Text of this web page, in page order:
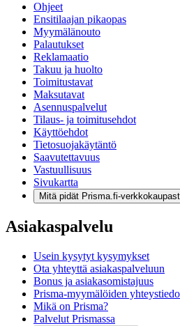
Ohjeet
Ensitilaajan pikaopas
Myymälänouto
Palautukset
Reklamaatio
Takuu ja huolto
Toimitustavat
Maksutavat
Asennuspalvelut
Tilaus- ja toimitusehdot
Käyttöehdot
Tietosuojakäytäntö
Saavutettavuus
Vastuullisuus
Sivukartta
Mitä pidät Prisma.fi-
Asiakaspalvelu
Usein kysytyt kysymykset
Ota yhteyttä asiakaspalveluun
Bonus ja asiakasomistajuus
Prisma-myymälöiden
Mikä on Prisma?
Palvelut Prismassa